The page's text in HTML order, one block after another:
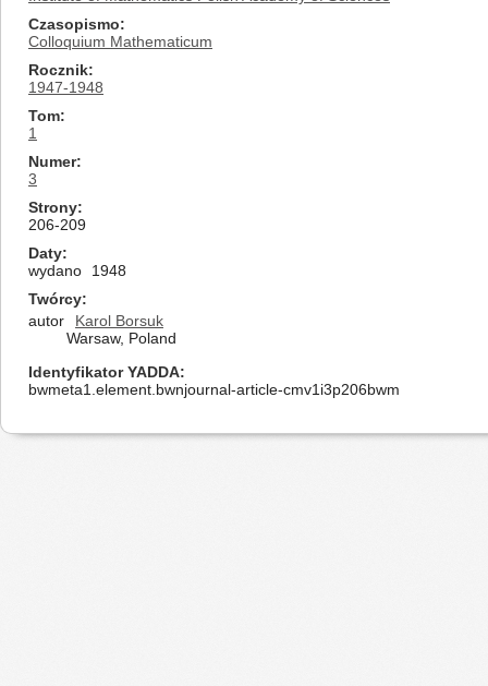
Czasopismo
Colloquium Mathematicum
Rocznik
1947-1948
Tom
1
Numer
3
Strony
206-209
Daty
wydano
1948
Twórcy
autor
Karol Borsuk
Warsaw, Poland
Identyfikator YADDA
bwmeta1.element.bwnjournal-article-cmv1i3p206bwm